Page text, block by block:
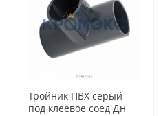
Тройник ПВХ серый
под клеевое соед Дн